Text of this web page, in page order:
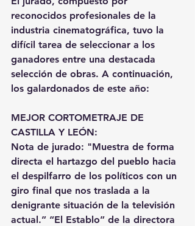
reconocidos profesionales de la
industria cinematográfica, tuvo la
difícil tarea de seleccionar a los
ganadores entre una destacada
selección de obras. A continuación,
los galardonados de este año:
MEJOR CORTOMETRAJE DE
CASTILLA Y LEÓN:
Nota de jurado: "Muestra de forma
directa el hartazgo del pueblo hacia
el despilfarro de los políticos con un
giro final que nos traslada a la
denigrante situación de la televisión
actual.” “El Establo” de la directora